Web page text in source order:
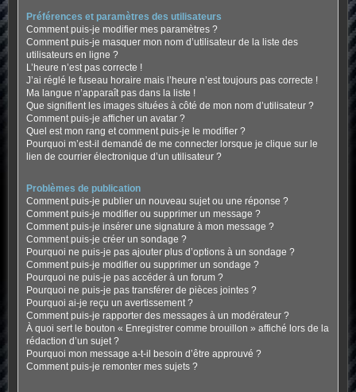
Préférences et paramètres des utilisateurs
Comment puis-je modifier mes paramètres ?
Comment puis-je masquer mon nom d’utilisateur de la liste des
utilisateurs en ligne ?
L’heure n’est pas correcte !
J’ai réglé le fuseau horaire mais l’heure n’est toujours pas correcte !
Ma langue n’apparaît pas dans la liste !
Que signifient les images situées à côté de mon nom d’utilisateur ?
Comment puis-je afficher un avatar ?
Quel est mon rang et comment puis-je le modifier ?
Pourquoi m’est-il demandé de me connecter lorsque je clique sur le
lien de courrier électronique d’un utilisateur ?
Problèmes de publication
Comment puis-je publier un nouveau sujet ou une réponse ?
Comment puis-je modifier ou supprimer un message ?
Comment puis-je insérer une signature à mon message ?
Comment puis-je créer un sondage ?
Pourquoi ne puis-je pas ajouter plus d’options à un sondage ?
Comment puis-je modifier ou supprimer un sondage ?
Pourquoi ne puis-je pas accéder à un forum ?
Pourquoi ne puis-je pas transférer de pièces jointes ?
Pourquoi ai-je reçu un avertissement ?
Comment puis-je rapporter des messages à un modérateur ?
À quoi sert le bouton « Enregistrer comme brouillon » affiché lors de la
rédaction d’un sujet ?
Pourquoi mon message a-t-il besoin d’être approuvé ?
Comment puis-je remonter mes sujets ?